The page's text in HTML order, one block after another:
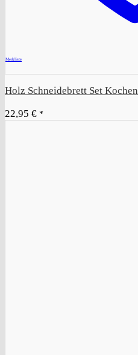
Merkliste
Holz Schneidebrett Set Kochen
22,95 € *